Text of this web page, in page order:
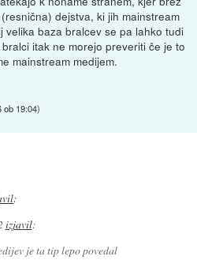
dejstva, ki jih mainstream
velika baza bralcev se pa lahko tudi
itak ne morejo preveriti če je to
mainstream medijem.
ob 19:04)
:
izjavil:
je ta tip lepo povedal